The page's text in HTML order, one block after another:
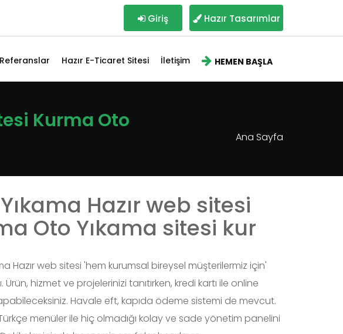
Hazır Tasarımlar
Giriş
Referanslar Hazır E-Ticaret Sitesi İletişim HEMEN BAŞLA
Kurma Oto
Ana Sayfa
Hazır web sitesi
Oto Yıkama sitesi kur
Hazır web sitesi 'hem kurumsal bireysel müşterilermiz için'
Ürün, hizmet ve projelerinizi tanıtırken, kredi kartı ile online
Havale eft, kapıda ödeme sistemi de mevcut.
menüler ile hiç olmadığı kolay ve sade yönetim panelini